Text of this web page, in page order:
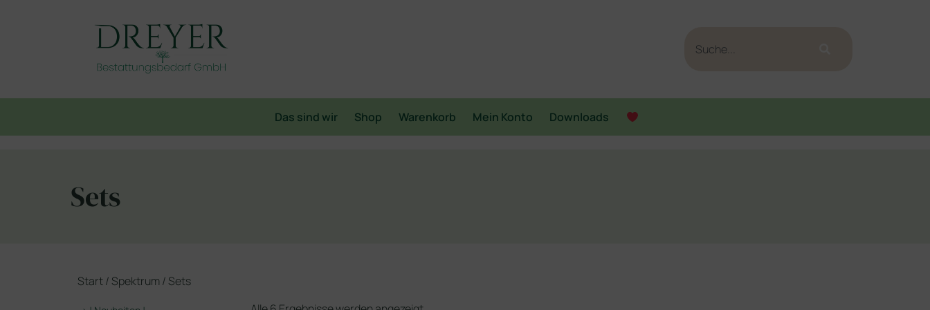
Das sind wir Shop Warenkorb Mein Konto Downloads
Sets
Start/ Spektrum / Sets